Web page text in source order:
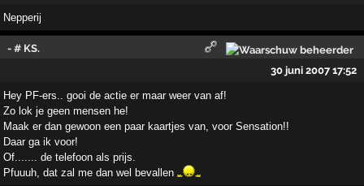
Nepperij
- # KS.
30 juni 2007 17:52
Hey PF-ers.. gooi de actie er maar weer van af!
Zo lok je geen mensen he!
Maak er dan gewoon een paar kaartjes van, voor Sensation!!
Daar ga ik voor!
Of....... de telefoon als prijs.
Pfuuuh, dat zal me dan wel bevallen